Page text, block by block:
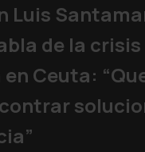
Luis
de la crisis
Ceuta: